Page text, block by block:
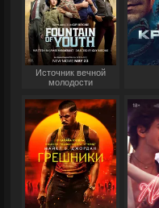
Источник вечной
молодости